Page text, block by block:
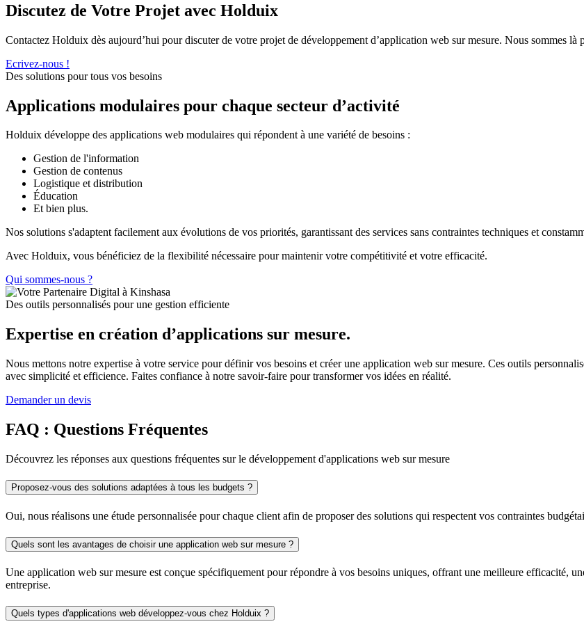
Discutez de Votre Projet avec Holduix
Contactez Holduix dès aujourd’hui pour discuter de votre projet de développement d’application web sur mesure. Nous sommes
Ecrivez-nous !
Des solutions pour tous vos besoins
Applications modulaires pour chaque secteur d’activité
Holduix développe des applications web modulaires qui répondent à une variété de besoins :
Gestion de l'information
Gestion de contenus
Logistique et distribution
Éducation
Et bien plus.
Nos solutions s'adaptent facilement aux évolutions de vos priorités, garantissant des services sans contraintes techniques et
Avec Holduix, vous bénéficiez de la flexibilité nécessaire pour maintenir votre compétitivité et votre efficacité.
Qui sommes-nous ?
Des outils personnalisés pour une gestion efficiente
Expertise en création d’applications sur mesure.
Nous mettons notre expertise à votre service pour définir vos besoins et créer une application web sur mesure. Ces outils
avec simplicité et efficience. Faites confiance à notre savoir-faire pour transformer vos idées en réalité.
Demander un devis
FAQ : Questions Fréquentes
Découvrez les réponses aux questions fréquentes sur le développement d'applications web sur mesure
Proposez-vous des solutions adaptées à tous les budgets ?
Oui, nous réalisons une étude personnalisée pour chaque client afin de proposer des solutions qui respectent vos contraintes
Quels sont les avantages de choisir une application web sur mesure ?
Une application web sur mesure est conçue spécifiquement pour répondre à vos besoins uniques, offrant une meilleure efficacité,
entreprise.
Quels types d'applications web développez-vous chez Holduix ?